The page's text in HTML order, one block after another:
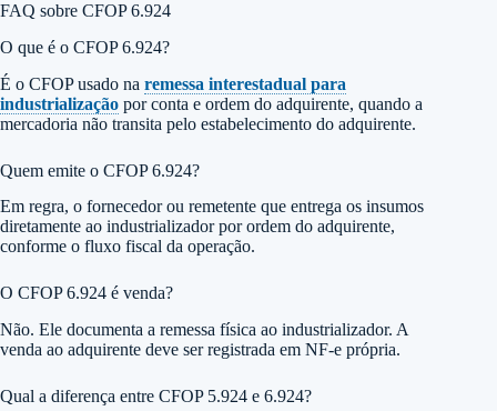
FAQ sobre CFOP 6.924
O que é o CFOP 6.924?
É o CFOP usado na remessa interestadual para
industrialização por conta e ordem do adquirente, quando a
mercadoria não transita pelo estabelecimento do adquirente.
Quem emite o CFOP 6.924?
Em regra, o fornecedor ou remetente que entrega os insumos
diretamente ao industrializador por ordem do adquirente,
conforme o fluxo fiscal da operação.
O CFOP 6.924 é venda?
Não. Ele documenta a remessa física ao industrializador. A
venda ao adquirente deve ser registrada em NF-e própria.
Qual a diferença entre CFOP 5.924 e 6.924?